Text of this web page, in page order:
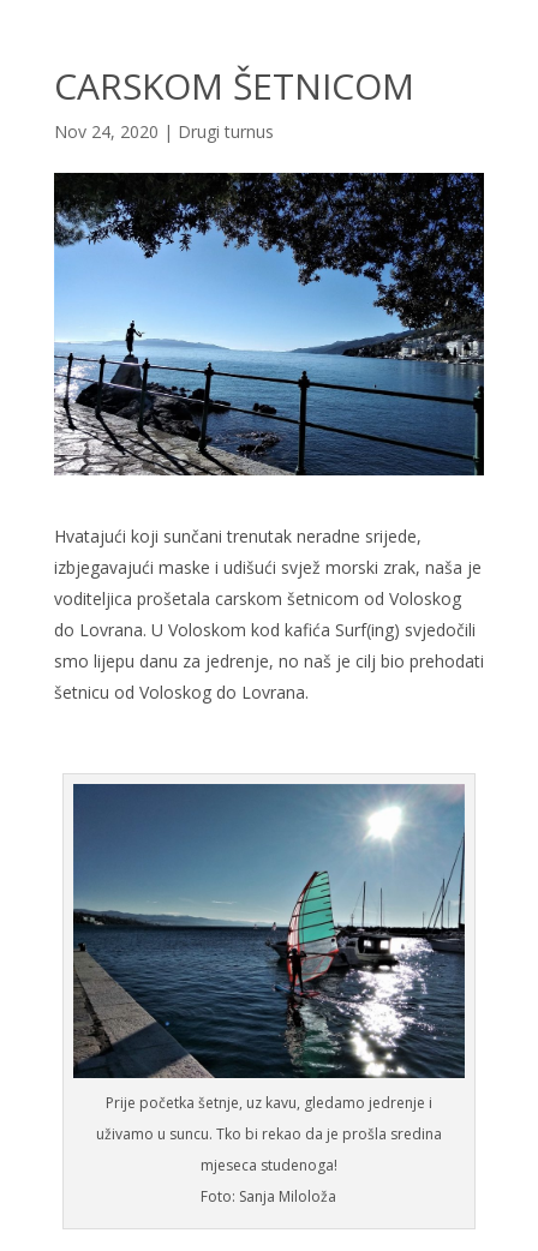
CARSKOM ŠETNICOM
Nov 24, 2020 | Drugi turnus
Hvatajući koji sunčani trenutak neradne srijede,
izbjegavajući maske i udišući svjež morski zrak, naša je
voditeljica prošetala carskom šetnicom od Voloskog
do Lovrana. U Voloskom kod kafića Surf(ing) svjedočili
smo lijepu danu za jedrenje, no naš je cilj bio prehodati
šetnicu od Voloskog do Lovrana.
Prije početka šetnje, uz kavu, gledamo jedrenje i
uživamo u suncu. Tko bi rekao da je prošla sredina
mjeseca studenoga!
Foto: Sanja Miloloža